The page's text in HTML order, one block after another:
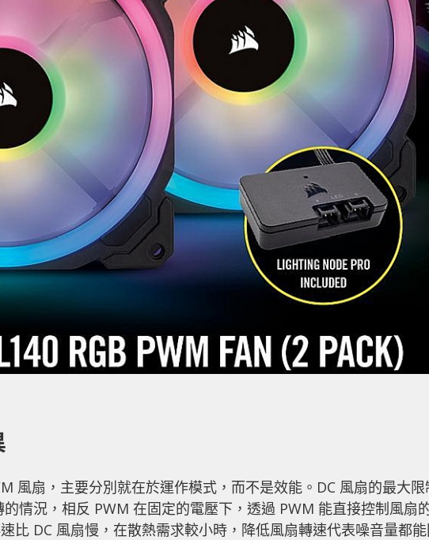
風扇，主要分別就在於運作模式，而不是效能。DC 風扇的最大限
情況，相反 PWM 在固定的電壓下，透過 PWM 能直接控制風扇
比 DC 風扇慢，在散熱需求較小時，降低風扇轉速代表噪音量都